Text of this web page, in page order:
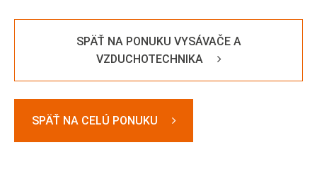
SPÄŤ NA PONUKU VYSÁVAČE A
VZDUCHOTECHNIKA
SPÄŤ NA CELÚ PONUKU